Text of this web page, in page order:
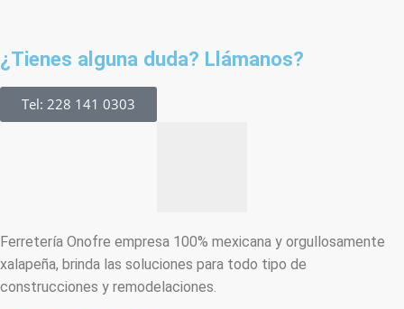
¿Tienes alguna duda? Llámanos?
Tel: 228 141 0303
Ferretería Onofre empresa 100% mexicana y orgullosamente
xalapeña, brinda las soluciones para todo tipo de
construcciones y remodelaciones.